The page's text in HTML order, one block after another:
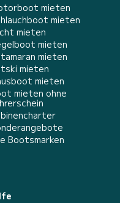
mieten
mieten
mieten
mieten
mieten
mieten
mieten
mieten ohne
Bootsmarken